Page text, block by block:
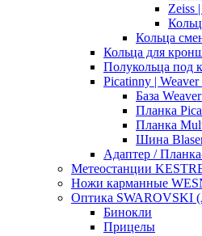
Zeiss
Кольца
Кольца для
Полукольца под
Picatinny |
База
Планка
Планка
Шина
Адаптер /
Метеостанции
Ножи карманные
Оптика SWAROVSKI
Бинокли
Прицелы